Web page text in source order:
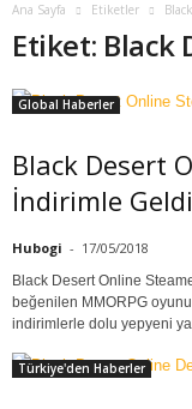
Ana Sayfa Etiketler
Etiket: Black
Global Haberler
Black Desert
İndirimle
Hubogi - 17/05/2018
Black Desert Online
beğenilen MMORPG
indirimlerle dolu yepyeni
Türkiye'den Haberler